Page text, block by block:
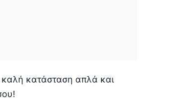
καλή κατάσταση απλά και